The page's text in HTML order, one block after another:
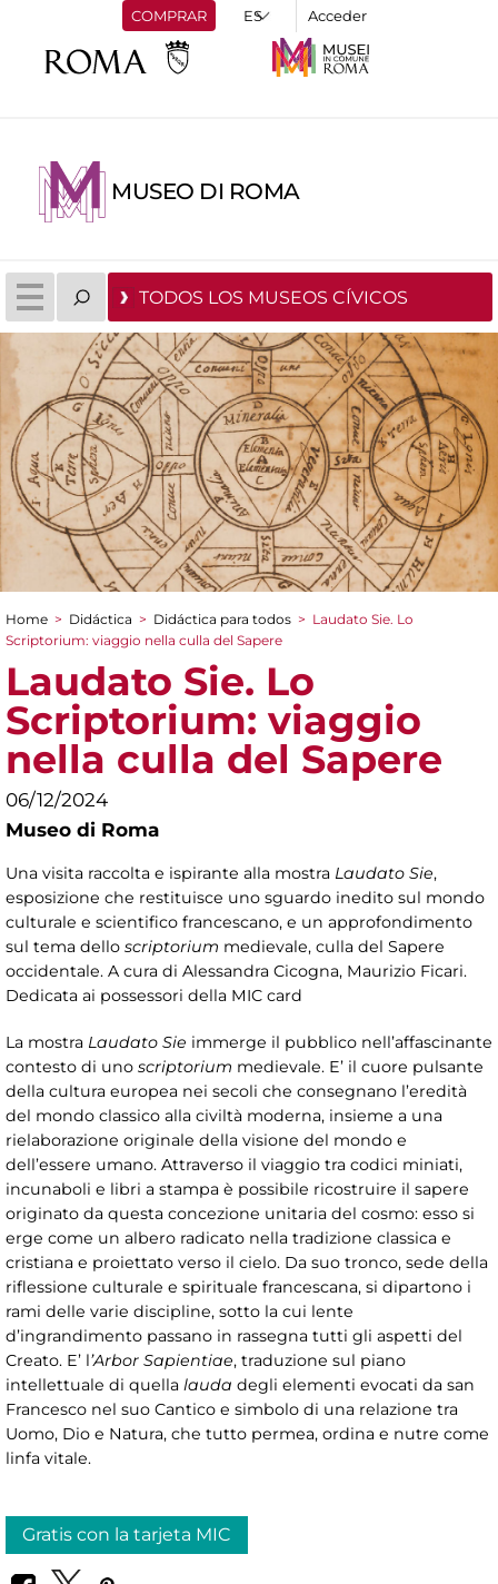
COMPRAR Acceder
MUSEO DI ROMA
TODOS LOS MUSEOS CÍVICOS
You are here
Home > Didáctica > Didáctica para todos > Laudato Sie. Lo
Scriptorium: viaggio nella culla del Sapere
Laudato Sie. Lo
Scriptorium: viaggio
nella culla del Sapere
06/12/2024
Museo di Roma
Una visita raccolta e ispirante alla mostra Laudato Sie,
esposizione che restituisce uno sguardo inedito sul mondo
culturale e scientifico francescano, e un approfondimento
sul tema dello scriptorium medievale, culla del Sapere
occidentale. A cura di Alessandra Cicogna, Maurizio Ficari.
Dedicata ai possessori della MIC card
La mostra Laudato Sie immerge il pubblico nell’affascinante
contesto di uno scriptorium medievale. E’ il cuore pulsante
della cultura europea nei secoli che consegnano l’eredità
del mondo classico alla civiltà moderna, insieme a una
rielaborazione originale della visione del mondo e
dell’essere umano. Attraverso il viaggio tra codici miniati,
incunaboli e libri a stampa è possibile ricostruire il sapere
originato da questa concezione unitaria del cosmo: esso si
erge come un albero radicato nella tradizione classica e
cristiana e proiettato verso il cielo. Da suo tronco, sede della
riflessione culturale e spirituale francescana, si dipartono i
rami delle varie discipline, sotto la cui lente
d’ingrandimento passano in rassegna tutti gli aspetti del
Creato. E’ l’Arbor Sapientiae, traduzione sul piano
intellettuale di quella lauda degli elementi evocati da san
Francesco nel suo Cantico e simbolo di una relazione tra
Uomo, Dio e Natura, che tutto permea, ordina e nutre come
linfa vitale.
Gratis con la tarjeta MIC